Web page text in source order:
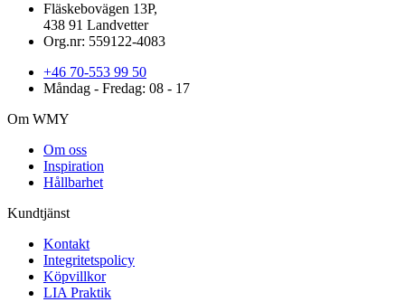
Fläskebovägen 13P,
438 91 Landvetter
Org.nr: 559122-4083
+46 70-553 99 50
Måndag - Fredag: 08 - 17
Om WMY
Om oss
Inspiration
Hållbarhet
Kundtjänst
Kontakt
Integritetspolicy
Köpvillkor
LIA Praktik